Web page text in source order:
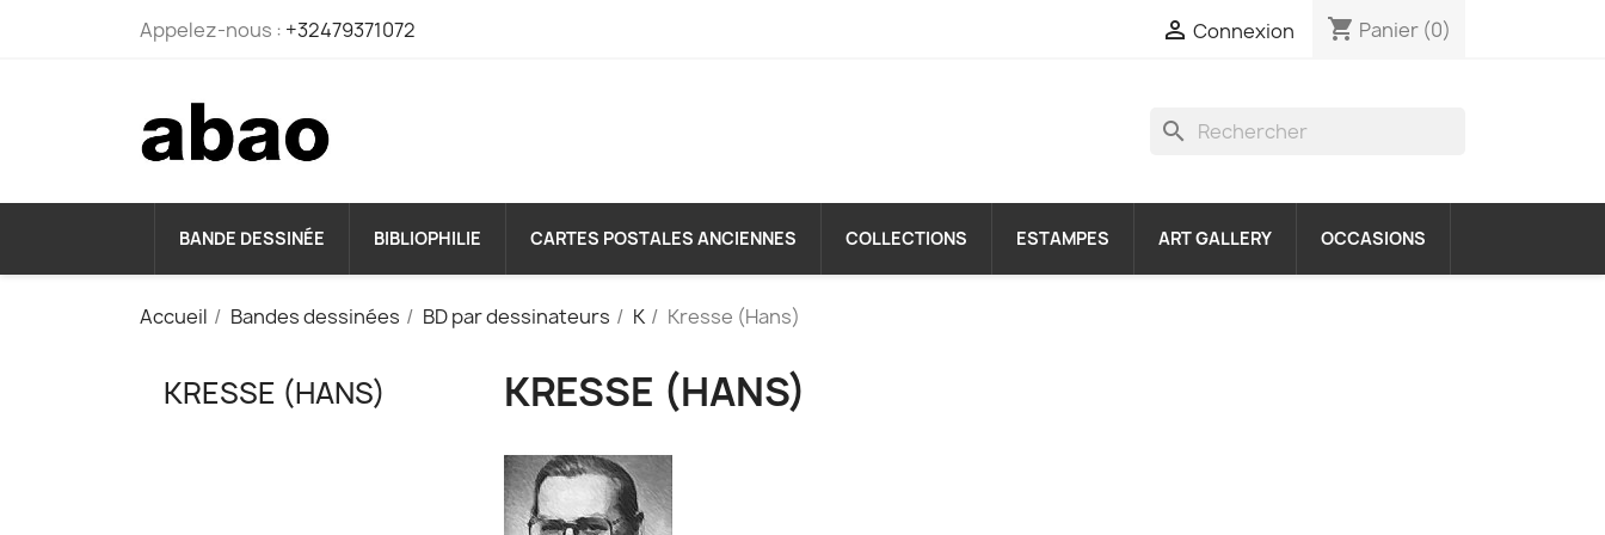
Appelez-nous : +32479371072  Connexion shopping_cart Panier (0)
search
BANDE DESSINÉE BIBLIOPHILIE CARTES POSTALES ANCIENNES COLLECTIONS ESTAMPES ART GALLERY OCCASIONS
Accueil Bandes dessinées BD par dessinateurs K Kresse (Hans)
KRESSE (HANS) KRESSE (HANS)